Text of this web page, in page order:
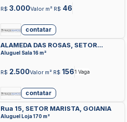
R$ 3.000Valor m² R$ 46
contatar
ALAMEDA DAS ROSAS, SETOR
OESTE, GOIANIA
Aluguel Sala 16 m²
R$ 2.500Valor m² R$ 1561 Vaga
contatar
Rua 15, SETOR MARISTA, GOIANIA
Aluguel Loja 170 m²